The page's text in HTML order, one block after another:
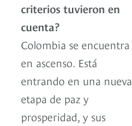
criterios tuvieron en
cuenta?
Colombia se encuentra
en ascenso. Está
entrando en una nueva
etapa de paz y
prosperidad, y sus